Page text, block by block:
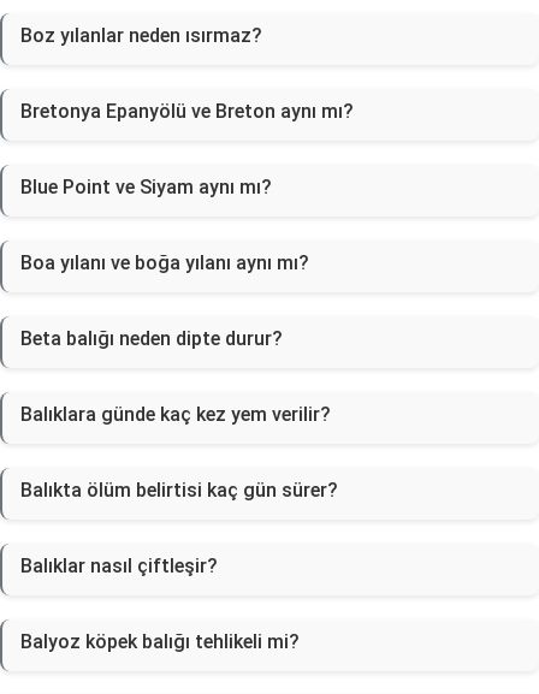
Boz yılanlar neden ısırmaz?
Bretonya Epanyölü ve Breton aynı mı?
Blue Point ve Siyam aynı mı?
Boa yılanı ve boğa yılanı aynı mı?
Beta balığı neden dipte durur?
Balıklara günde kaç kez yem verilir?
Balıkta ölüm belirtisi kaç gün sürer?
Balıklar nasıl çiftleşir?
Balyoz köpek balığı tehlikeli mi?